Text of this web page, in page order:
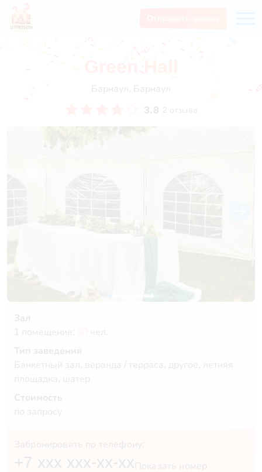
Green Hall
Барнаул, Барнаул
3.8 2 отзыва
Зал
1 помещение:
чел.
Тип заведения
Банкетный зал, веранда / терраса, другое, летняя
площадка, шатер
Стоимость
по запросу
Забронировать по телефону:
+7 xxx xxx-xx-xx Показать номер